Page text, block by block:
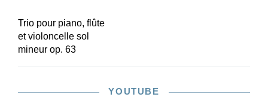
Trio pour piano, flûte
et violoncelle sol
mineur op. 63
YOUTUBE